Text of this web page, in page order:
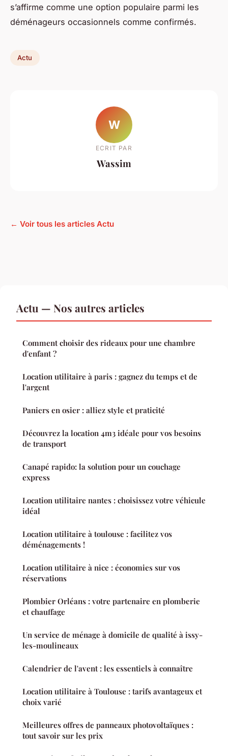
s’affirme comme une option populaire parmi les
déménageurs occasionnels comme confirmés.
Actu
W
ECRIT PAR
Wassim
← Voir tous les articles Actu
Actu — Nos autres articles
Comment choisir des rideaux pour une chambre
d'enfant ?
Location utilitaire à paris : gagnez du temps et de
l'argent
Paniers en osier : alliez style et praticité
Découvrez la location 4m3 idéale pour vos besoins
de transport
Canapé rapido: la solution pour un couchage
express
Location utilitaire nantes : choisissez votre véhicule
idéal
Location utilitaire à toulouse : facilitez vos
déménagements !
Location utilitaire à nice : économies sur vos
réservations
Plombier Orléans : votre partenaire en plomberie
et chauffage
Un service de ménage à domicile de qualité à issy-
les-moulineaux
Calendrier de l'avent : les essentiels à connaître
Location utilitaire à Toulouse : tarifs avantageux et
choix varié
Meilleures offres de panneaux photovoltaïques :
tout savoir sur les prix